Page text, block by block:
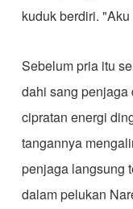
kuduk berdiri.
​Sebelum pria itu
dahi sang
cipratan energi
tangannya
penjaga langsung
dalam pelukan